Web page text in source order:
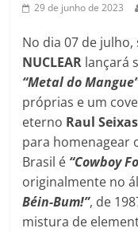
29 de junho de 2023
No dia 07 de
NUCLEAR lançará
“Metal do
próprias e um
eterno Raul
para homenagear
Brasil é “Cowboy
originalmente no
Béin-Bum!”, de
mistura de